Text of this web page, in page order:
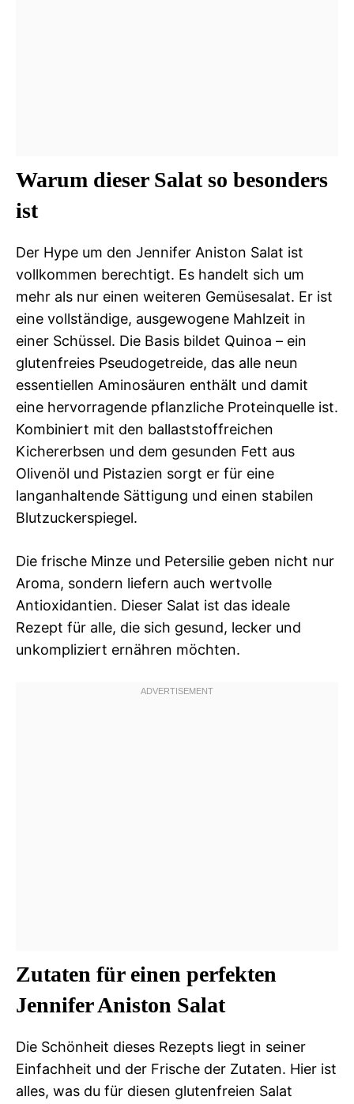
Warum dieser Salat so besonders
ist
Der Hype um den Jennifer Aniston Salat ist
vollkommen berechtigt. Es handelt sich um
mehr als nur einen weiteren Gemüsesalat. Er ist
eine vollständige, ausgewogene Mahlzeit in
einer Schüssel. Die Basis bildet Quinoa – ein
glutenfreies Pseudogetreide, das alle neun
essentiellen Aminosäuren enthält und damit
eine hervorragende pflanzliche Proteinquelle ist.
Kombiniert mit den ballaststoffreichen
Kichererbsen und dem gesunden Fett aus
Olivenöl und Pistazien sorgt er für eine
langanhaltende Sättigung und einen stabilen
Blutzuckerspiegel.
Die frische Minze und Petersilie geben nicht nur
Aroma, sondern liefern auch wertvolle
Antioxidantien. Dieser Salat ist das ideale
Rezept für alle, die sich gesund, lecker und
unkompliziert ernähren möchten.
Zutaten für einen perfekten
Jennifer Aniston Salat
Die Schönheit dieses Rezepts liegt in seiner
Einfachheit und der Frische der Zutaten. Hier ist
alles, was du für diesen glutenfreien Salat